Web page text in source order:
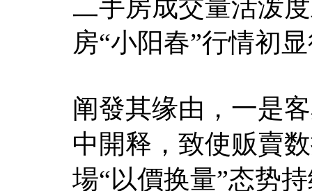
二手房成交量活泼
房“小阳春”行情初
阐發其缘由，一是
中開释，致使贩賣
場“以價换量”态势